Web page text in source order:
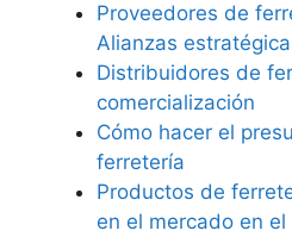
Proveedores de
Alianzas
Distribuidores de
comercialización
Cómo hacer el
ferretería
Productos de
en el mercado en el